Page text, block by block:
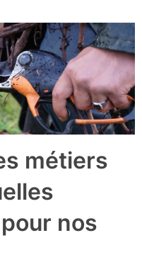
métiers
nos